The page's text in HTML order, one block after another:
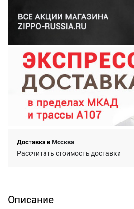
Доставка в Москва
Рассчитать стоимость доставки
Описание